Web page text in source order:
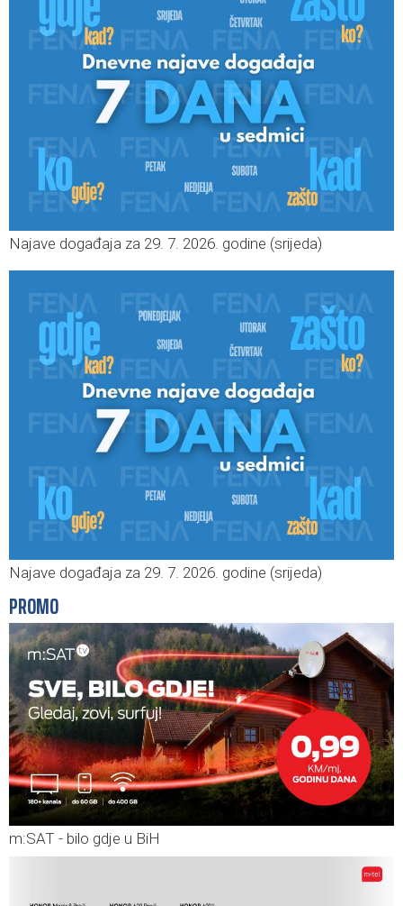
Najave događaja za 29. 7. 2026. godine (srijeda)
Najave događaja za 29. 7. 2026. godine (srijeda)
PROMO
m:SAT - bilo gdje u BiH